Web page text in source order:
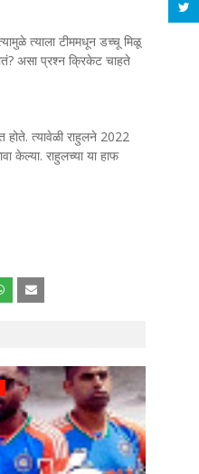
त्याला टीममधून डच्चू मिळू
असा प्रश्न क्रिकेट चाहते
त्यावेळी राहुलने 2022
केल्या. राहुलच्या या हाफ